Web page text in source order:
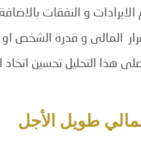
و النفقات
المالى و قدرة الشخص
هذا التحليل تحسين اتخاذ
طويل الأجل